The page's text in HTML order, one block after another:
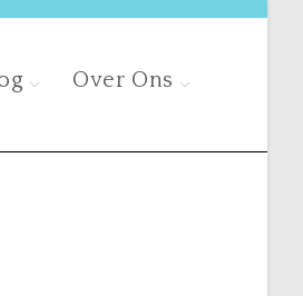
Over Ons